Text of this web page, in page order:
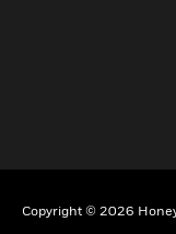
Copyright © 2026